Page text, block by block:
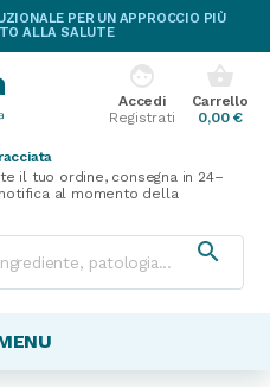
PER UN APPROCCIO PIÙ
ALLA SALUTE
shopping_basket
Carrello
0,00 €
face
Accedi
Registrati
il tuo ordine, consegna in 24–
al momento della
